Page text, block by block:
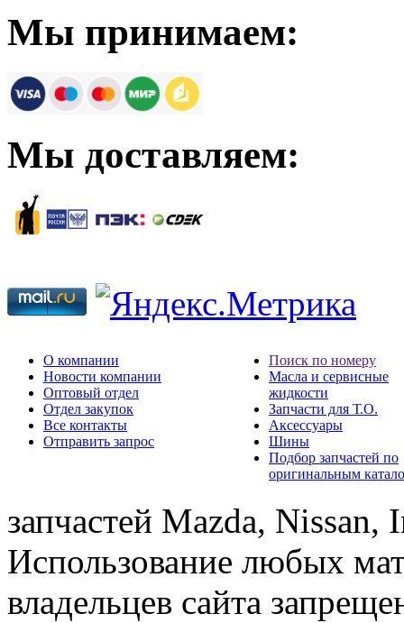
Мы принимаем:
Мы доставляем:
О компании
Новости компании
Оптовый отдел
Отдел закупок
Все контакты
Отправить запрос
Поиск по номеру
Масла и сервисные
жидкости
Запчасти для Т.О.
Аксессуары
Шины
Подбор запчастей по
оригинальным
запчастей Mazda,
Использование любых
владельцев сайта